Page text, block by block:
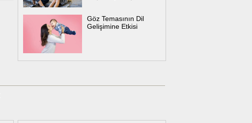
Göz Temasının Dil
Gelişimine Etkisi